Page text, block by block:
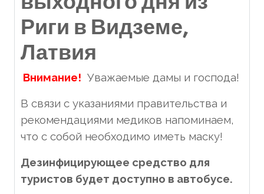
Риги в Видземе,
Латвия
Внимание! Уважаемые дамы и господа!
В связи с указаниями правительства и
рекомендациями медиков напоминаем,
что с собой необходимо иметь маску!
Дезинфицирующее средство для
туристов будет доступно в автобусе.